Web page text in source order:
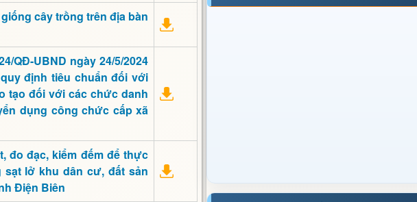
cây trồng trên địa bàn
QĐ-UBND ngày 24/5/2024
định tiêu chuẩn đối với
tạo đối với các chức danh
dụng công chức cấp xã
đo đạc, kiểm đếm để thực
lở khu dân cư, đất sản
Điện Biên